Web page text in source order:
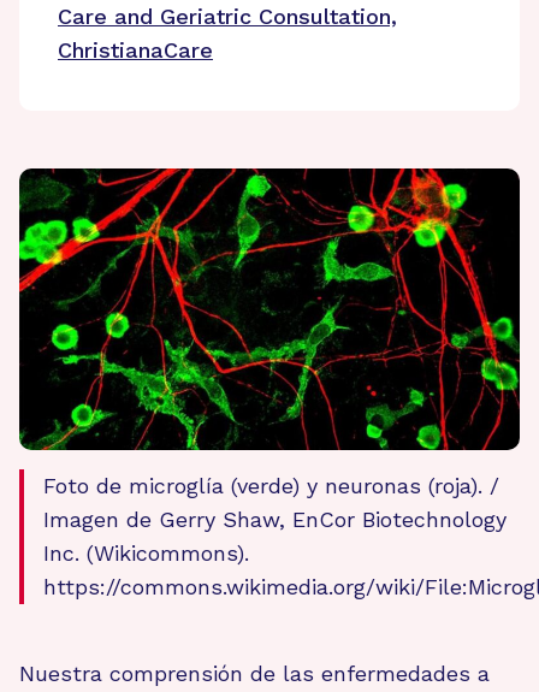
Care and Geriatric Consultation,
ChristianaCare
Foto de microglía (verde) y neuronas (roja). /
Imagen de Gerry Shaw, EnCor Biotechnology
Inc. (Wikicommons).
https://commons.wikimedia.org/wiki/
Nuestra comprensión de las enfermedades a